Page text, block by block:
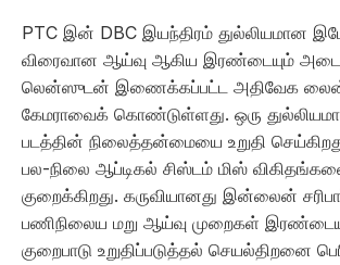
PTC இன் DBC இயந்திரம் துல்லியமான
விரைவான ஆய்வு ஆகிய இரண்டையும்
லென்ஸுடன் இணைக்கப்பட்ட அதிவேக
கேமராவைக் கொண்டுள்ளது. ஒரு
படத்தின் நிலைத்தன்மையை உறுதி
பல-நிலை ஆப்டிகல் சிஸ்டம் மிஸ்
குறைக்கிறது. கருவியானது இன்லைன்
பணிநிலைய மறு ஆய்வு முறைகள்
குறைபாடு உறுதிப்படுத்தல் செயல்திறனை